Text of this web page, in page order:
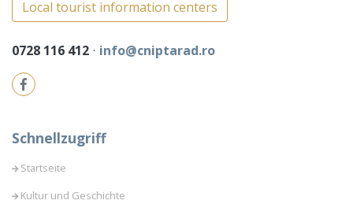
Local tourist information centers
0728 116 412 ⋅ info@cniptarad.ro
Schnellzugriff
Startseite
Kultur und Geschichte